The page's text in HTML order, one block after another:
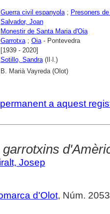
Guerra civil espanyola; Presoners
Salvador, Joan
Monestir de Santa Maria d'Oia
Garrotxa; Oia- Pontevedra
[1939 - 2020]
Sotillo, Sandra(Il·l.)
B. Marià Vayreda (Olot)
a aquest
Josep
d'Olot, Núm.